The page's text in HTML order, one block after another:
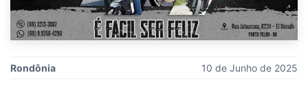
Rondônia 10 de Junho de 2025